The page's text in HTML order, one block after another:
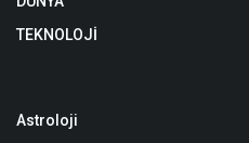
TEKNOLOJİ
Astroloji